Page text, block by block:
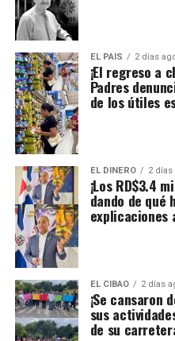
EL PAIS 2 días
¡El regreso a
Padres
de los útiles
EL DINERO 2 días
¡Los RD$3.4
dando de qué
explicaciones
EL CIBAO 2 días
¡Se cansaron
sus
de su